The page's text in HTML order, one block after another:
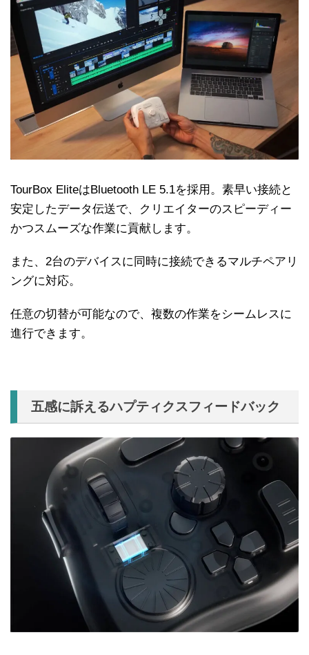
TourBox EliteはBluetooth LE 5.1を採用。素早い接続と
安定したデータ伝送で、クリエイターのスピーディー
かつスムーズな作業に貢献します。
また、2台のデバイスに同時に接続できるマルチペアリ
ングに対応。
任意の切替が可能なので、複数の作業をシームレスに
進行できます。
五感に訴えるハプティクスフィードバック